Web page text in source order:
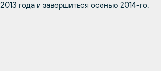
2013 года и завершиться осенью 2014-го.